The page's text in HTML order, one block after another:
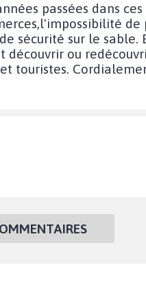
passées dans
sécurité sur le
découvrir ou
touristes.